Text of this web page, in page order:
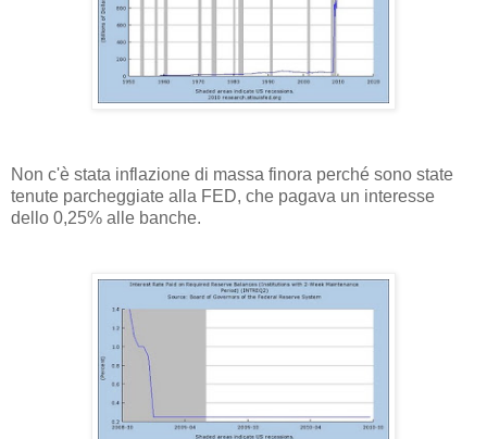
Non c'è stata inflazione di massa finora perché sono state
tenute parcheggiate alla FED, che pagava un interesse
dello 0,25% alle banche.